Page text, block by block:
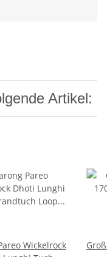
Artikel:
Wickelrock